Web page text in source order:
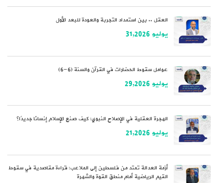
العقل .. بين استمداد التجربة والعودة للبعد الأول
يوليو 31,2026
عوامل سقوط الحضارات في القرآن والسنة (6-6)
يوليو 29,2026
الهجرة العقلية في الإصلاح النبوي: كيف صنع الإسلام إنسانًا جديدًا؟
يوليو 21,2026
أزمة العدالة تمتد من فلسطين إلى الملاعب: قراءة مقاصدية في سقوط
القيم الرياضية أمام منطق القوة والشهرة